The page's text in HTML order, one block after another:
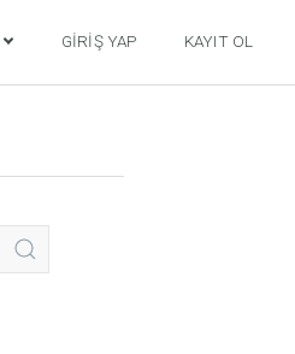
GIRIŞ YAP KAYIT OL